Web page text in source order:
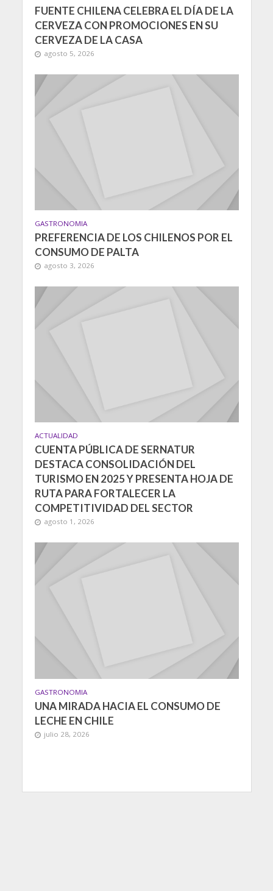
FUENTE CHILENA CELEBRA EL DÍA DE LA
CERVEZA CON PROMOCIONES EN SU
CERVEZA DE LA CASA
agosto 5, 2026
GASTRONOMIA
PREFERENCIA DE LOS CHILENOS POR EL
CONSUMO DE PALTA
agosto 3, 2026
ACTUALIDAD
CUENTA PÚBLICA DE SERNATUR
DESTACA CONSOLIDACIÓN DEL
TURISMO EN 2025 Y PRESENTA HOJA DE
RUTA PARA FORTALECER LA
COMPETITIVIDAD DEL SECTOR
agosto 1, 2026
GASTRONOMIA
UNA MIRADA HACIA EL CONSUMO DE
LECHE EN CHILE
julio 28, 2026